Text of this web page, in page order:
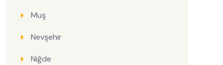
Muş
Nevşehir
Niğde